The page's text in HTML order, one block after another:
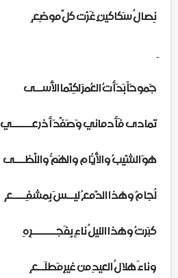
نِصالُ سَكاكينٍ غَزَت كلَّ موضِعِ
جَموحَاً بَدَأتُ العُمرَ لكِنَّما الأَســى
تَمادى فَأَدماني وَصَفَّدَ أَذرعــــــي
هوَ الشَّيبُ والأَيّامُ والهَمُّ واللَّظـــى
لُجامٌ وهذا الدَّمعُ ليــسَ بِمشفِــــعِ
كبَرتُ وهذا الليلُ ناءٍ بِفَجـــــــرِهِ
وناءَ هلالُ العيدِ من غيرِ مَطلَــعِ